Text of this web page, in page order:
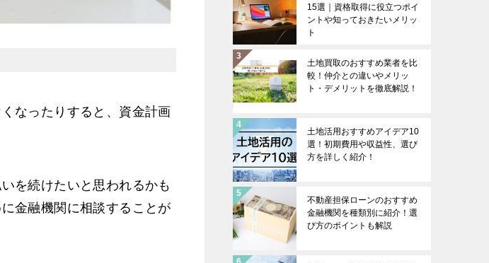
なったりすると、資金計画
を続けたいと思われるかも
金融機関に相談することが
15選｜資格取得に役立つポイ
ントや知っておきたいメリッ
ト
土地買取のおすすめ業者を比
較！仲介との違いやメリッ
ト・デメリットを徹底解説！
土地活用おすすめアイデア10
選！初期費用や収益性、選び
方を詳しく紹介！
不動産担保ローンのおすすめ
金融機関を種類別に紹介！選
び方のポイントも解説